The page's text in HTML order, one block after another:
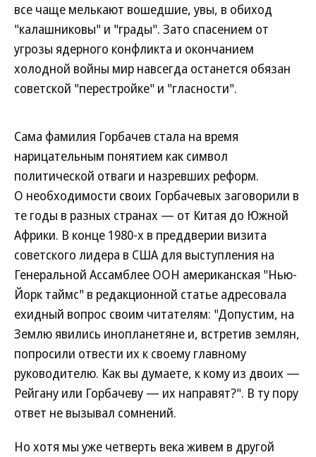
все чаще мелькают вошедшие, увы, в обиход
"калашниковы" и "грады". Зато спасением от
угрозы ядерного конфликта и окончанием
холодной войны мир навсегда останется обязан
советской "перестройке" и "гласности".
Сама фамилия Горбачев стала на время
нарицательным понятием как символ
политической отваги и назревших реформ.
О необходимости своих Горбачевых заговорили в
те годы в разных странах — от Китая до Южной
Африки. В конце 1980-х в преддверии визита
советского лидера в США для выступления на
Генеральной Ассамблее ООН американская "Нью-
Йорк таймс" в редакционной статье адресовала
ехидный вопрос своим читателям: "Допустим, на
Землю явились инопланетяне и, встретив землян,
попросили отвести их к своему главному
руководителю. Как вы думаете, к кому из двоих —
Рейгану или Горбачеву — их направят?". В ту пору
ответ не вызывал сомнений.
Но хотя мы уже четверть века живем в другой